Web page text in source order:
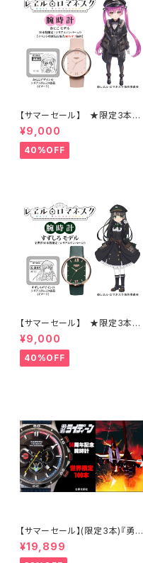
【サマーセール】 ★限定3本
レヱル・ロマネスク2 かにこ腕時
計 / 特別販売 シリアルナンバ
ー入り
¥9,000
40%OFF
【サマーセール】 ★限定3本
レヱル・ロマネスク 腕時計 すず
しろモデル
¥9,000
40%OFF
【サマーセール】(限定3本)『勇者
ライディーン』50周年記念モデ
ル腕時計（勇者ライディーン50
¥19,899